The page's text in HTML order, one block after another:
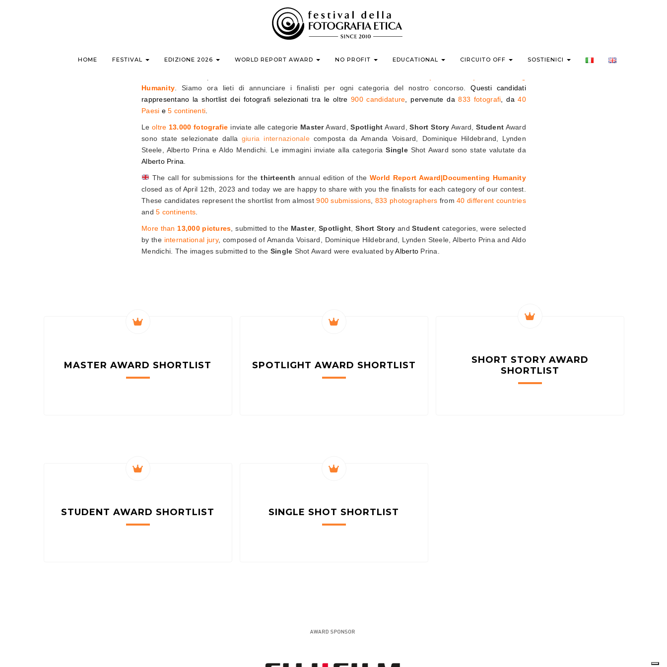
HOME FESTIVAL EDIZIONE 2026 WORLD REPORT AWARD NO PROFIT EDUCATIONAL CIRCUITO OFF SOSTIENICI
WORLD REPORT AWARD | DOCUMENTING HUMANITY
2023 SHORTLIST
Humanity . Siamo ora lieti di annunciare i finalisti per ogni categoria del nostro concorso.Questi candidati
rappresentano la shortlist dei fotografi selezionati tra le oltre 900 candidature , pervenute da833 fotografi , da40
Paesi e5 continenti
Leoltre 13.000 fotografie inviate alle categorie MasterAward,Spotlight Award,Short Story Award,Student Award
sono state selezionate dalla giuria internazionale composta da Amanda Voisard, Dominique Hildebrand, Lynden
Steele, Alberto Prina e Aldo Mendichi. Le immagini inviate alla categoriaSingleShot Award sono state valutate da
Alberto Prina
The call for submissions for thethirteenth annual edition of the World Report Award|Documenting Humanity
closed as of April 12th, 2023 and today we are happy to share with you the finalists for each category of our contest.
These candidates represent the shortlist from almost900 submissions 833 photographers from40 different countries
and5 continents
More than 13,000 pictures , submitted to the Master,Spotlight ,Short Story andStudent categories, were selected
by the international jury, composed of Amanda Voisard, Dominique Hildebrand, Lynden Steele, Alberto Prina and Aldo
Mendichi. The images submitted to the Single Shot Award were evaluated byAlberto Prina.
MASTER AWARD SHORTLIST SPOTLIGHT AWARD SHORTLIST
SHORT STORY AWARD
SHORTLIST
STUDENT AWARD SHORTLIST SINGLE SHOT SHORTLIST